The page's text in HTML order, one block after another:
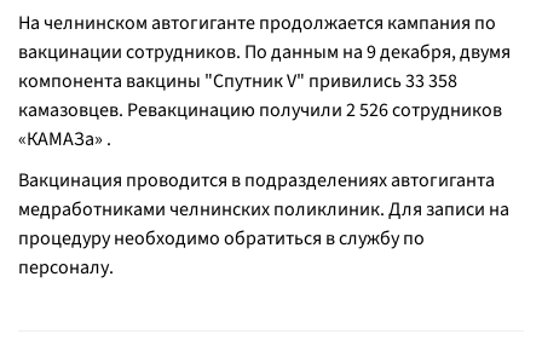
На челнинском автогиганте продолжается кампания по
вакцинации сотрудников. По данным на 9 декабря, двумя
компонента вакцины "Спутник V" привились 33 358
камазовцев. Ревакцинацию получили 2 526 сотрудников
«КАМАЗа» .
Вакцинация проводится в подразделениях автогиганта
медработниками челнинских поликлиник. Для записи на
процедуру необходимо обратиться в службу по
персоналу.